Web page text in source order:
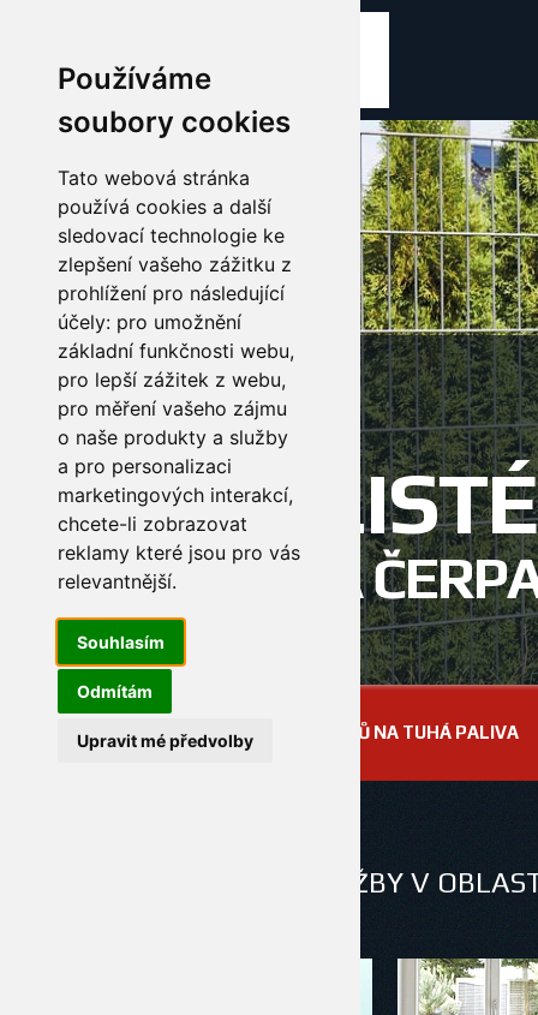
Používáme
soubory cookies
Tato webová stránka
používá cookies a další
sledovací technologie ke
zlepšení vašeho zážitku z
prohlížení pro následující
účely: pro umožnění
základní funkčnosti webu,
pro lepší zážitek z webu,
pro měření vašeho zájmu
o naše produkty a služby
a pro personalizaci
marketingových interakcí,
chcete-li zobrazovat
reklamy které jsou pro vás
relevantnější.
Souhlasím
Odmítám
Upravit mé předvolby
JSME
SPECIALISTÉ
NA TEPELNÁ
O SPOLEČNOSTI REVIZE KOTLŮ NA TUHÁ PALIVA
NABÍZÍME KOMPLETNÍ SLUŽBY V